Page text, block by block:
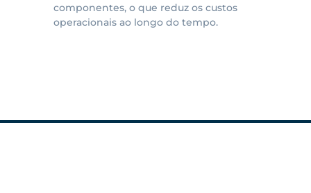
componentes, o que reduz os custos
operacionais ao longo do tempo.